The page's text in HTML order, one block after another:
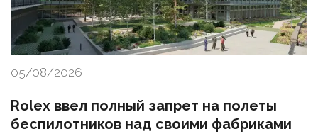
05/08/2026
Rolex ввел полный запрет на полеты
беспилотников над своими фабриками